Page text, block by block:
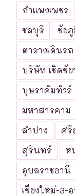
กำแพงเพชร
ชลบุรี
ชัย
ตารางเดินรถ
บริษัท เชิดชั
บุษราคัมทัวร์
มหาสารคาม
ลำปาง
ศรี
สุรินทร์
ห
อุบลราชธานี
เชียงใหม่-3-อ